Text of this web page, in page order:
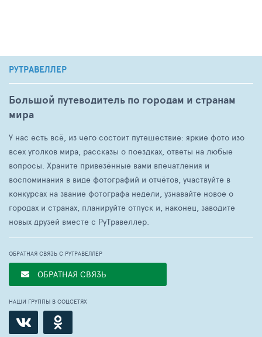
РУТРАВЕЛЛЕР
Большой путеводитель по городам и странам
мира
У нас есть всё, из чего состоит путешествие: яркие фото изо
всех уголков мира, рассказы о поездках, ответы на любые
вопросы. Храните привезённые вами впечатления и
воспоминания в виде фотографий и отчётов, участвуйте в
конкурсах на звание фотографа недели, узнавайте новое о
городах и странах, планируйте отпуск и, наконец, заводите
новых друзей вместе с РуТравеллер.
ОБРАТНАЯ СВЯЗЬ С РУТРАВЕЛЛЕР
ОБРАТНАЯ СВЯЗЬ
НАШИ ГРУППЫ В СОЦСЕТЯХ